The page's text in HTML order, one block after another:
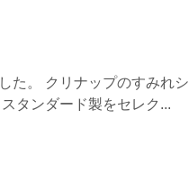
た。 クリナップのすみれシ
タンダード製をセレク...